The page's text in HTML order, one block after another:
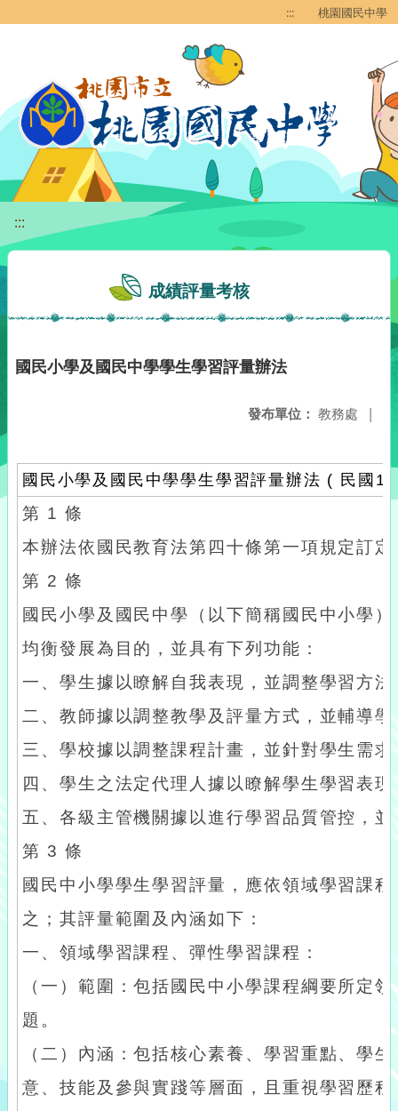
::: 桃園國民中學
:::
成績評量考核
國民小學及國民中學學生學習評量辦法
發布單位： 教務處 |
國民小學及國民中學學生學習評量辦法 ( 民國
第 1 條
本辦法依國民教育法第四十條第一項規定訂定
第 2 條
國民小學及國民中學（以下簡稱國民中小學
均衡發展為目的，並具有下列功能：
一、學生據以瞭解自我表現，並調整學習方
二、教師據以調整教學及評量方式，並輔導
三、學校據以調整課程計畫，並針對學生需
四、學生之法定代理人據以瞭解學生學習表
五、各級主管機關據以進行學習品質管控，
第 3 條
國民中小學學生學習評量，應依領域學習課
之；其評量範圍及內涵如下：
一、領域學習課程、彈性學習課程：
（一）範圍：包括國民中小學課程綱要所定
題。
（二）內涵：包括核心素養、學習重點、學
意、技能及參與實踐等層面，且重視學習歷